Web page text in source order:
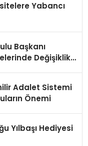
Yabancı
Başkanı
Değişiklik
Adalet Sistemi
Önemi
Yılbaşı Hediyesi